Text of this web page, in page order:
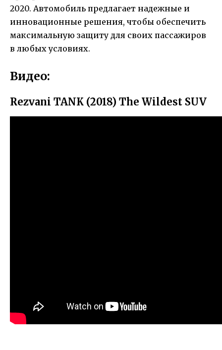
2020. Автомобиль предлагает надежные и
инновационные решения, чтобы обеспечить
максимальную защиту для своих пассажиров
в любых условиях.
Видео:
Rezvani TANK (2018) The Wildest SUV